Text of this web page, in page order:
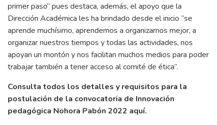
primer paso” pues destaca, además, el apoyo que la
Dirección Académica les ha brindado desde el inicio “se
aprende muchísimo, aprendemos a organizarnos mejor, a
organizar nuestros tiempos y todas las actividades, nos
apoyan un montón y nos facilitan muchos medios para poder
trabajar también a tener acceso al comité de ética”.
Consulta todos los detalles y requisitos para la
postulación de la convocatoria de Innovación
pedagógica Nohora Pabón 2022 aquí.